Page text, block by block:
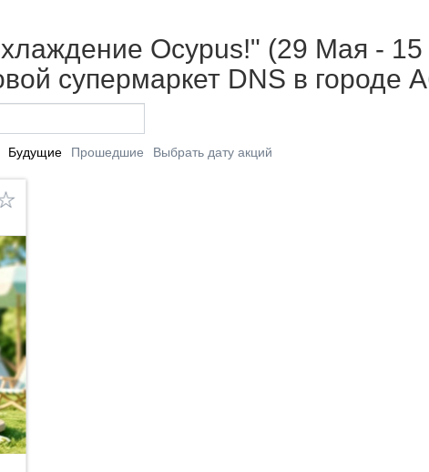
Ocypus!" (29 Мая -
супермаркет DNS в городе
Будущие Прошедшие Выбрать дату акций